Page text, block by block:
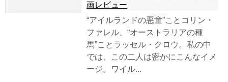
画レビュー
“アイルランドの悪童”ことコリン・
ファレル、“オーストラリアの種
馬”ことラッセル・クロウ。私の中
では、この二人は密かにこんなイメ
ージ。ワイル...